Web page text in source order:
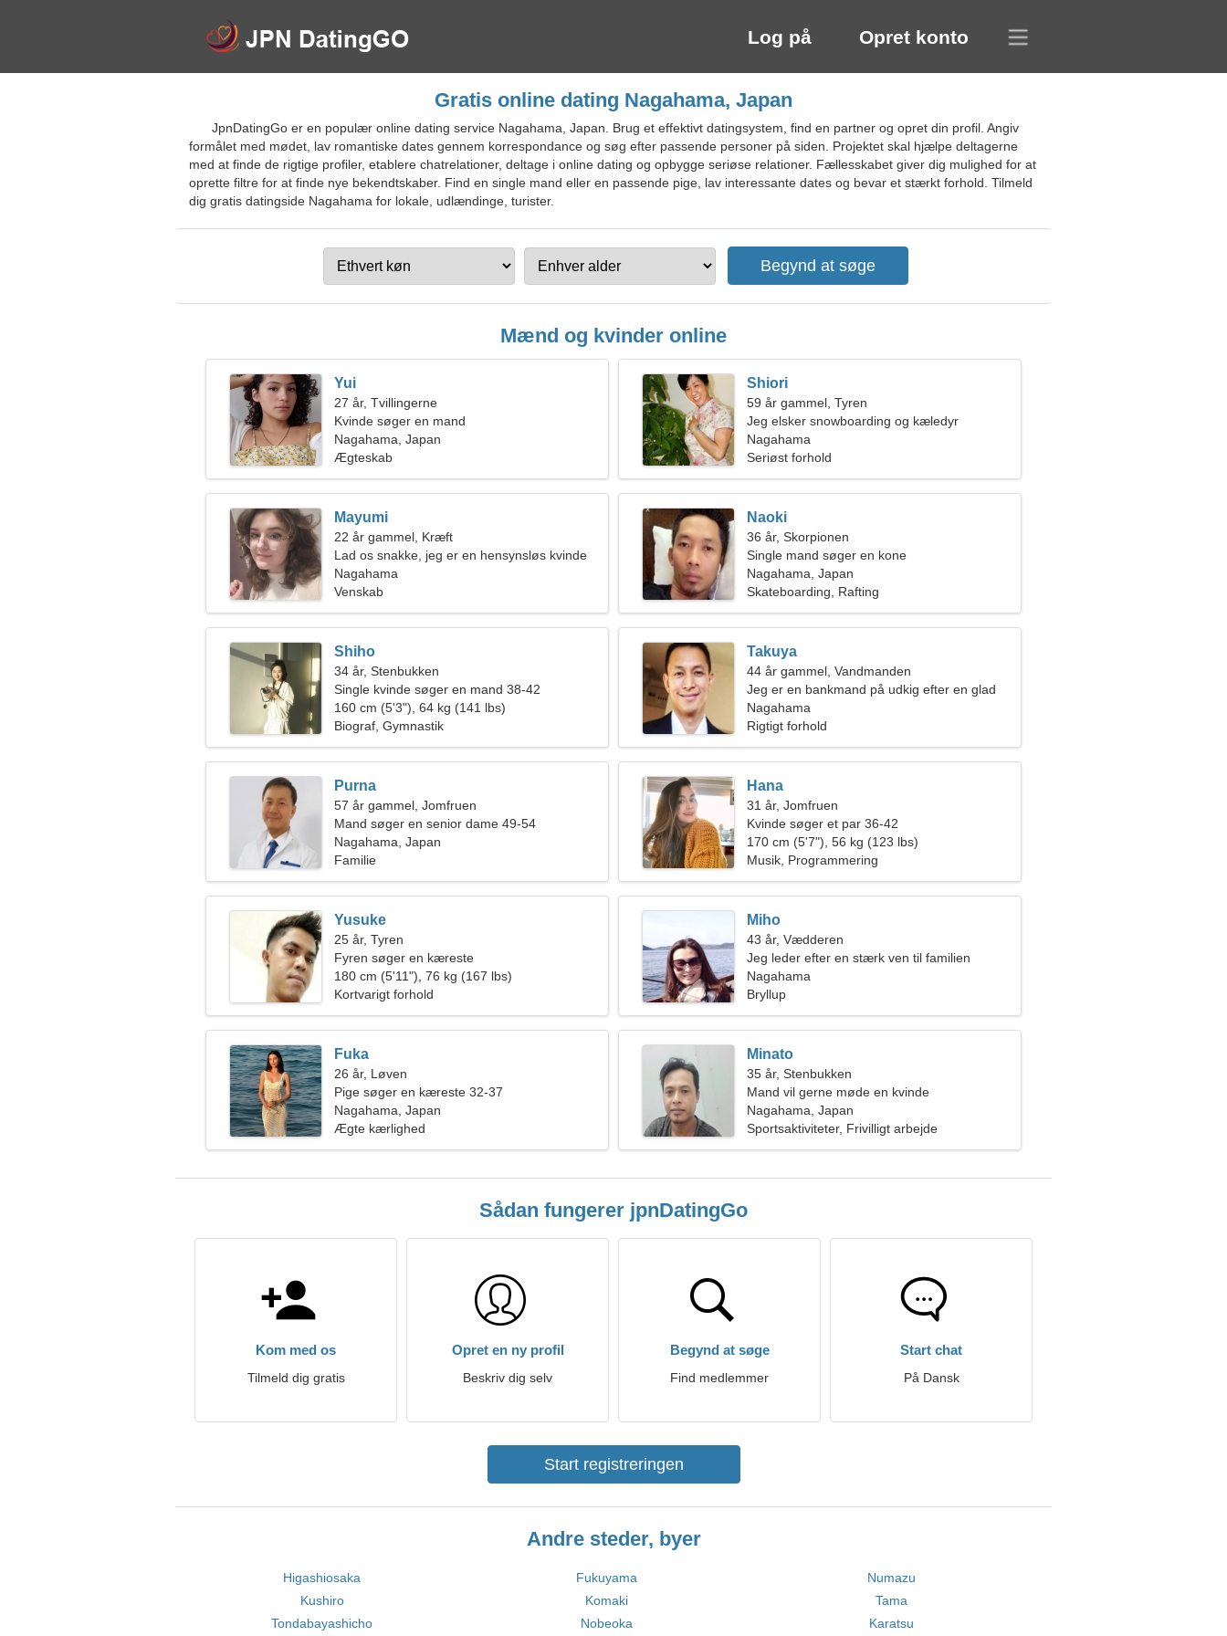
Log på Opret konto
Gratis online dating Nagahama, Japan
JpnDatingGo er en populær online dating service Nagahama, Japan. Brug et effektivt datingsystem, find en partner og opret din profil. Angiv
formålet med mødet, lav romantiske dates gennem korrespondance og søg efter passende personer på siden. Projektet skal hjælpe deltagerne
med at finde de rigtige profiler, etablere chatrelationer, deltage i online dating og opbygge seriøse relationer. Fællesskabet giver dig mulighed for at
oprette filtre for at finde nye bekendtskaber. Find en single mand eller en passende pige, lav interessante dates og bevar et stærkt forhold. Tilmeld
dig gratis datingside Nagahama for lokale, udlændinge, turister.
Mænd og kvinder online
Yui
27 år, Tvillingerne
Kvinde søger en mand
Nagahama, Japan
Ægteskab
Shiori
59 år gammel, Tyren
Jeg elsker snowboarding og kæledyr
Nagahama
Seriøst forhold
Mayumi
22 år gammel, Kræft
Lad os snakke, jeg er en hensynsløs kvinde
Nagahama
Venskab
Naoki
36 år, Skorpionen
Single mand søger en kone
Nagahama, Japan
Skateboarding, Rafting
Shiho
34 år, Stenbukken
Single kvinde søger en mand 38-42
160 cm (5'3"), 64 kg (141 lbs)
Biograf, Gymnastik
Takuya
44 år gammel, Vandmanden
Jeg er en bankmand på udkig efter en glad
kvinde
Nagahama
Rigtigt forhold
Purna
57 år gammel, Jomfruen
Mand søger en senior dame 49-54
Nagahama, Japan
Familie
Hana
31 år, Jomfruen
Kvinde søger et par 36-42
170 cm (5'7"), 56 kg (123 lbs)
Musik, Programmering
Yusuke
25 år, Tyren
Fyren søger en kæreste
180 cm (5'11"), 76 kg (167 lbs)
Kortvarigt forhold
Miho
43 år, Vædderen
Jeg leder efter en stærk ven til familien
Nagahama
Bryllup
Fuka
26 år, Løven
Pige søger en kæreste 32-37
Nagahama, Japan
Ægte kærlighed
Minato
35 år, Stenbukken
Mand vil gerne møde en kvinde
Nagahama, Japan
Sportsaktiviteter, Frivilligt arbejde
Sådan fungerer jpnDatingGo
Kom med os
Tilmeld dig gratis
Opret en ny profil
Beskriv dig selv
Begynd at søge
Find medlemmer
Start chat
På Dansk
Start registreringen
Andre steder, byer
Higashiosaka Fukuyama
Numazu
Kushiro
Komaki
Tama
Tondabayashicho
Nobeoka Karatsu